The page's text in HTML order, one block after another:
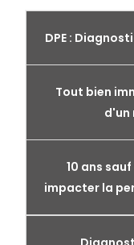
DPE :
Tout bien
d'un
10 ans
impacter la